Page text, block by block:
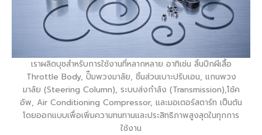
เราผลิตบุชสำหรับการใช้งานที่หลากหลาย อาทิเช่น ลิ้นปีกผีเสื้อ
Throttle Body, ปั๊มพวงมาลัย, ชิ้นส่วนเบาะปรับเอน, แกนพวง
มาลัย (Steering Column), ระบบส่งกำลัง (Transmission),โช้ค
อัพ, Air Conditioning Compressor, และมอเตอร์สตาร์ท เป็นต้น
โดยออกแบบเพื่อเพิ่มความทนทานและประสิทธิภาพสูงสุดในทุกการ
ใช้งาน